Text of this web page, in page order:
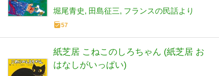
堀尾青史 田島征三 フランスの民話より
57
紙芝居 こねこのしろちゃん (紙芝居 お
はなしがいっぱい)